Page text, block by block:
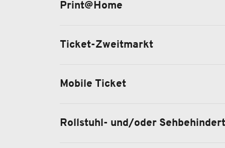
Print@Home
Ticket-Zweitmarkt
Mobile Ticket
Rollstuhl- und/oder